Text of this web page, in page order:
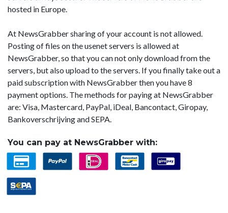
hosted in Europe.
At NewsGrabber sharing of your account is not allowed.
Posting of files on the usenet servers is allowed at
NewsGrabber, so that you can not only download from the
servers, but also upload to the servers. If you finally take out a
paid subscription with NewsGrabber then you have 8
payment options. The methods for paying at NewsGrabber
are: Visa, Mastercard, PayPal, iDeal, Bancontact, Giropay,
Bankoverschrijving and SEPA.
You can pay at NewsGrabber with: